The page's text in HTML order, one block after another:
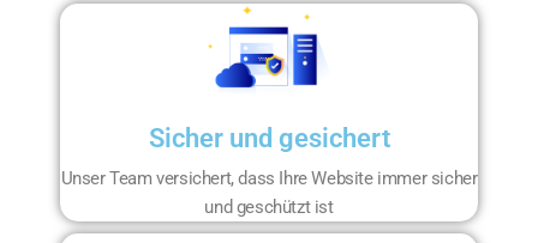
Sicher und gesichert
Unser Team versichert, dass Ihre Website immer sicher
und geschützt ist